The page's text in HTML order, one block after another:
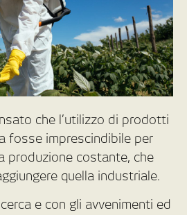
che l’utilizzo di prodotti
fosse imprescindibile per
produzione costante, che
quella industriale.
e con gli avvenimenti ed